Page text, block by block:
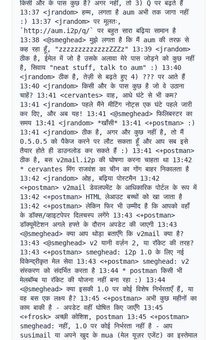
किसी और के पास कुछ है? अगर नहीं, तो 3) Q पर बढ़ते हैं
13:37 <jrandom> हम्म, लगता है aum अभी तक जागा नहीं
:) 13:37 <jrandom> पर मूलतः,
`http://aum.i2p/q/` पर बहुत सारा बढ़िया सामान है
13:38 <@smeghead> मुझे लगता है कि मैं aum की तरफ़ से
कह रहा हूँ, "zzzzzzzzzzzzzZZZz" 13:39 <jrandom>
ठीक है, ईमेल में जो है उसके अलावा मेरे पास जोड़ने को कुछ नहीं
है, सिवाय "neat stuff, talk to aum" :) 13:40
<jrandom> ठीक है, तेज़ी से बढ़ते हुए 4) ??? पर आते हैं
13:40 <jrandom> किसी और के पास कुछ है जो वे उठाना
चाहें? 13:41 <cervantes> वाह, आधे घंटे से भी कम?
13:41 <jrandom> पहले मैंने मीटिंग नोट्स एक घंटे पहले जारी
कर दिए, और अब यह! 13:41 <@smeghead> फिलिबस्टर का
समय 13:41 <jrandom> *खाँसी* 13:41 <+postman> :)
13:41 <jrandom> ठीक है, अगर और कुछ नहीं है, तो मैं
0.5.0.5 को पैकेज करने पर लौट सकता हूँ और आप सब इसे
तैयार होते ही डाउनलोड कर सकते हैं :) 13:41 <+postman>
ठीक है, बस v2mail.i2p की घोषणा करना चाहता था 13:42
* cervantes मिंग राजवंश का चीन का गोंग बाहर निकालता है
13:42 <jrandom> ओह, बढ़िया पोस्टमैन 13:42
<+postman> v2mail डेवलपमेंट के आधिकारिक पोर्टल के रूप में
13:42 <+postman> HTML लेआउट बच्चों को खा जाता है
13:42 <+postman> लेकिन फिर भी उम्मीद है कि आपको वहाँ
के डॉक्स/व्हाइटपेपर दिलचस्प लगेंगे 13:43 <+postman>
डॉक्यूमेंटेशन अगले हफ्ते के दौरान अपडेट की जाएगी 13:43
<@smeghead> क्या आप थोड़ा बताएँगे कि v2mail क्या है?
13:43 <@smeghead> v2 यानी वर्ज़न 2, या रॉकेट की तरह?
13:43 <+postman> smeghead: i2p 1.0 के लिए नई
विकेन्द्रीकृत मेल सेवा 13:43 <+postman> smeghead: v2
संस्करण को संदर्भित करता है 13:44 * postman किसी भी
मेलबॉम्ब या रॉकेट की योजना नहीं बना रहा :) 13:44
<@smeghead> क्या इसकी 1.0 पर कोई विशेष निर्भरताएँ हैं, या
वह बस एक लक्ष्य है? 13:45 <+postman> अभी कुछ महीनों का
काम बाकी है - अपडेट वहीं घोषित किए जाएँगे 13:45
<+frosk> अच्छी कोशिश, postman 13:45 <+postman>
smeghead: नहीं, 1.0 पर कोई निर्भरता नहीं है - आप
susimail या अपने खुद के mua (मेल यूज़र एजेंट) का इस्तेमाल